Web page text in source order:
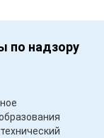
по надзору